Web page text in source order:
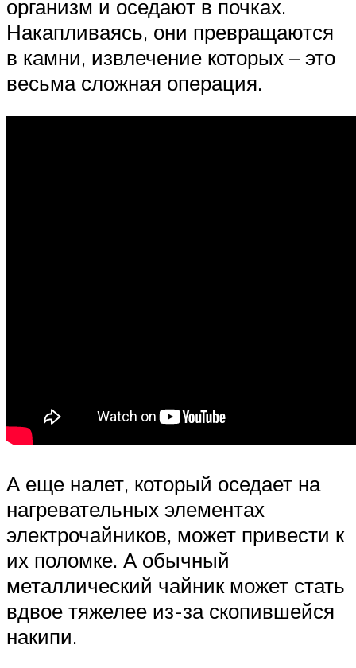
организм и оседают в почках.
Накапливаясь, они превращаются
в камни, извлечение которых – это
весьма сложная операция.
А еще налет, который оседает на
нагревательных элементах
электрочайников, может привести к
их поломке. А обычный
металлический чайник может стать
вдвое тяжелее из-за скопившейся
накипи.